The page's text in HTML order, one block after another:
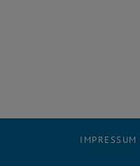
IMPRESSUM